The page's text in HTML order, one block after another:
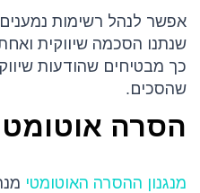
אפשר לנהל רשימות
שנתנו הסכמה שיווקית
כך מבטיחים שהודעות
שהסכים.
הסרה
מנגנון ההסרה האוטומטי